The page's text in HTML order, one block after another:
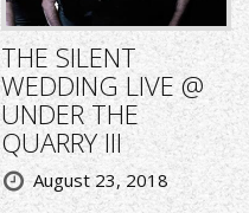
THE SILENT
WEDDING LIVE @
UNDER THE
QUARRY III
August 23, 2018